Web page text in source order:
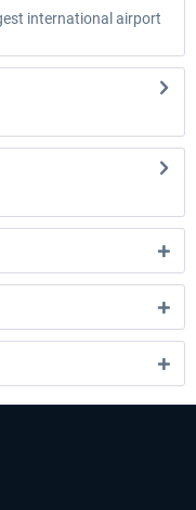
international airport